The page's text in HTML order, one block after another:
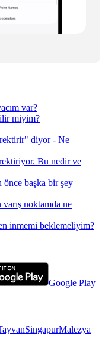
var?
miyim?
diyor - Ne
Bu nedir ve
başka bir şey
noktamda ne
inmemi beklemeliyim?
Google Play
SingapurMalezya